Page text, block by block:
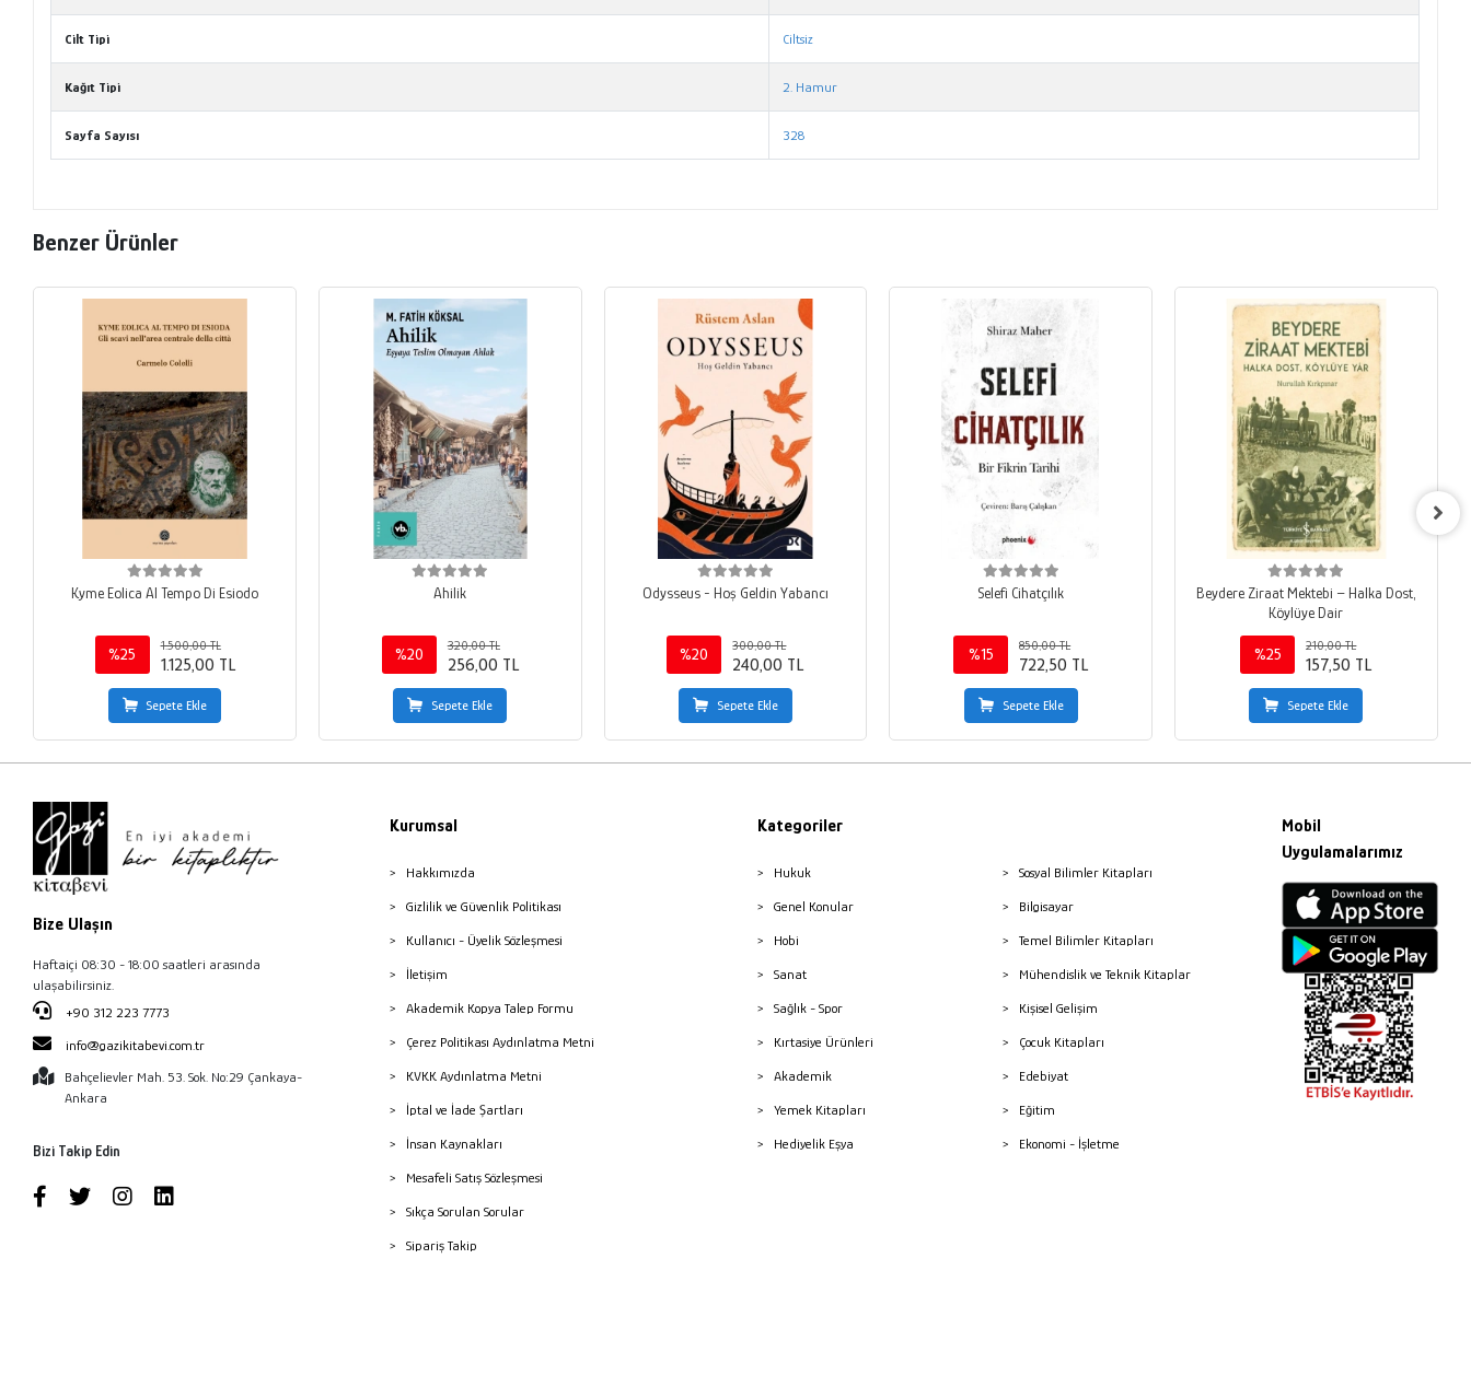
Cilt Tipi Ciltsiz
Kağıt Tipi 2. Hamur
Sayfa Sayısı 328
Benzer Ürünler
Kyme Eolica Al Tempo Di Esiodo
%25
1.500,00 TL
1.125,00 TL
Sepete Ekle
Ahilik
%20
320,00 TL
256,00 TL
Sepete Ekle
Odysseus - Hoş Geldin Yabancı
%20
300,00 TL
240,00 TL
Sepete Ekle
Selefi Cihatçılık
%15
850,00 TL
722,50 TL
Sepete Ekle
Beydere Ziraat Mektebi – Halka Dost,
Köylüye Dair
%25
210,00 TL
157,50 TL
Sepete Ekle
Bize Ulaşın
Haftaiçi 08:30 - 18:00 saatleri arasında
ulaşabilirsiniz.
+90 312 223 7773
info@gazikitabevi.com.tr
Bahçelievler Mah. 53. Sok. No:29 Çankaya-
Ankara
Bizi Takip Edin
Kurumsal
Hakkımızda
Gizlilik ve Güvenlik Politikası
Kullanıcı - Üyelik Sözleşmesi
İletişim
Akademik Kopya Talep Formu
Çerez Politikası Aydınlatma Metni
KVKK Aydınlatma Metni
İptal ve İade Şartları
İnsan Kaynakları
Mesafeli Satış Sözleşmesi
Sıkça Sorulan Sorular
Sipariş Takip
Kategoriler
Hukuk
Genel Konular
Hobi
Sanat
Sağlık - Spor
Kırtasiye Ürünleri
Akademik
Yemek Kitapları
Hediyelik Eşya
Sosyal Bilimler Kitapları
Bilgisayar
Temel Bilimler Kitapları
Mühendislik ve Teknik Kitaplar
Kişisel Gelişim
Çocuk Kitapları
Edebiyat
Eğitim
Ekonomi - İşletme
Mobil
Uygulamalarımız